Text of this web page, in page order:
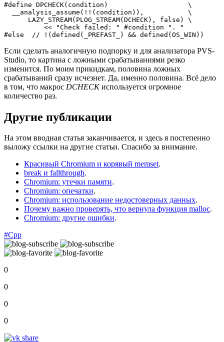
#define DPCHECK(condition)                    \
  __analysis_assume(!!(condition)),           \
      LAZY_STREAM(PLOG_STREAM(DCHECK), false) \
          << "Check failed: " #condition ". "
#else  // !(defined(_PREFAST_) && defined(OS_WIN))
Если сделать аналогичную подпорку и для анализатора PVS-
Studio, то картина с ложными срабатываниями резко
изменится. По моим прикидкам, половина ложных
срабатываний сразу исчезнет. Да, именно половина. Всё дело
в том, что макрос DCHECKиспользуется огромное
количество раз.
Другие публикации
На этом вводная статья заканчивается, и здесь я постепенно
выложу ссылки на другие статьи. Спасибо за внимание.
Красивый Chromium и корявый memset.
break и fallthrough.
Chromium: утечки памяти.
Chromium: опечатки.
Chromium: использование недостоверных данных.
Почему важно проверять, что вернула функция malloc.
Chromium: другие ошибки.
#Cpp
0
0
0
0